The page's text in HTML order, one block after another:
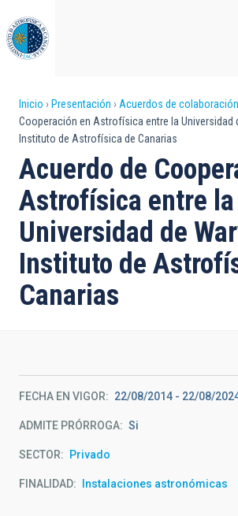
al
contenido
principal
Sobrescribir
enlaces
de
ayuda
a
la
navegación
Inicio Presentación Acuerdos de colaboración
Cooperación en Astrofísica entre la Universidad
Instituto de Astrofísica de Canarias
Acuerdo de
Astrofísica entre la
Universidad de
Instituto de
Canarias
FECHA EN VIGOR 22/08/2014 - 22/08/
ADMITE PRÓRROGA Si
SECTOR Privado
FINALIDAD Instalaciones astronómicas